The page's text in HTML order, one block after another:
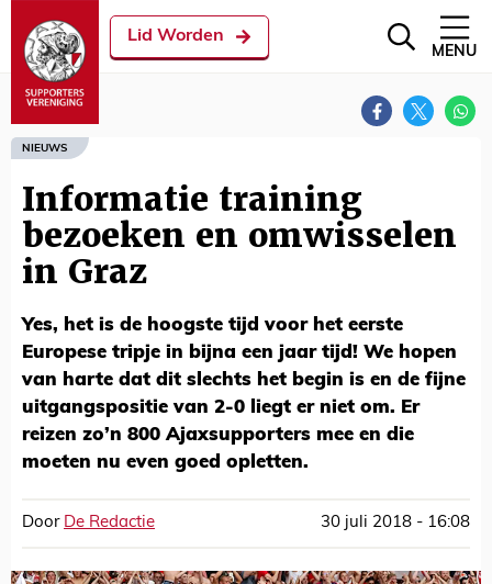
Lid Worden
MENU
NIEUWS
Informatie training
bezoeken en omwisselen
in Graz
Yes, het is de hoogste tijd voor het eerste
Europese tripje in bijna een jaar tijd! We hopen
van harte dat dit slechts het begin is en de fijne
uitgangspositie van 2-0 liegt er niet om. Er
reizen zo’n 800 Ajaxsupporters mee en die
moeten nu even goed opletten.
Door De Redactie 30 juli 2018 - 16:08